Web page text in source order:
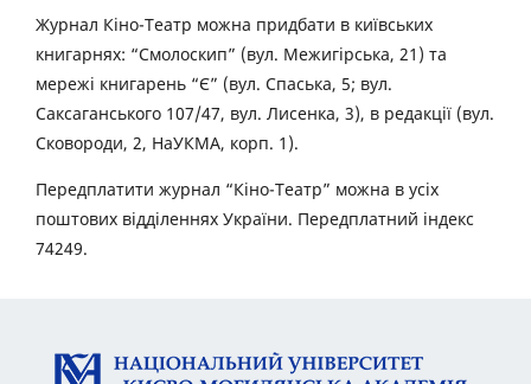
Журнал Кіно-Театр можна придбати в київських
книгарнях: “Смолоскип” (вул. Межигірська, 21) та
мережі книгарень “Є” (вул. Спаська, 5; вул.
Саксаганського 107/47, вул. Лисенка, 3), в редакції (вул.
Сковороди, 2, НаУКМА, корп. 1).
Передплатити журнал “Кіно-Театр” можна в усіх
поштових відділеннях України. Передплатний індекс
74249.